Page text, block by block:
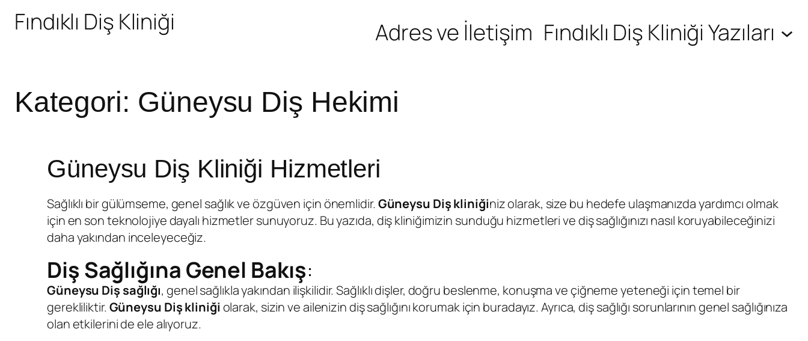
Fındıklı Diş Kliniği Adres ve İletişim Fındıklı Diş Kliniği Yazıları
Kategori: Güneysu Diş Hekimi
Güneysu Diş Kliniği Hizmetleri
Sağlıklı bir gülümseme, genel sağlık ve özgüven için önemlidir. Güneysu Diş kliniğiniz olarak, size bu hedefe ulaşmanızda yardımcı olmak
için en son teknolojiye dayalı hizmetler sunuyoruz. Bu yazıda, diş kliniğimizin sunduğu hizmetleri ve diş sağlığınızı nasıl koruyabileceğinizi
daha yakından inceleyeceğiz.
Diş Sağlığına Genel Bakış:
Güneysu Diş sağlığı, genel sağlıkla yakından ilişkilidir. Sağlıklı dişler, doğru beslenme, konuşma ve çiğneme yeteneği için temel bir
gerekliliktir. Güneysu Diş kliniği olarak, sizin ve ailenizin diş sağlığını korumak için buradayız. Ayrıca, diş sağlığı sorunlarının genel sağlığınıza
olan etkilerini de ele alıyoruz.